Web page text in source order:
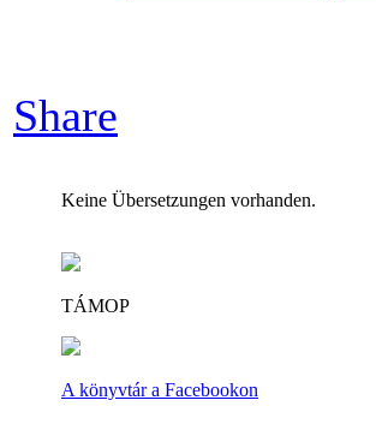
Share
Keine Übersetzungen vorhanden.
TÁMOP
A könyvtár a Facebookon